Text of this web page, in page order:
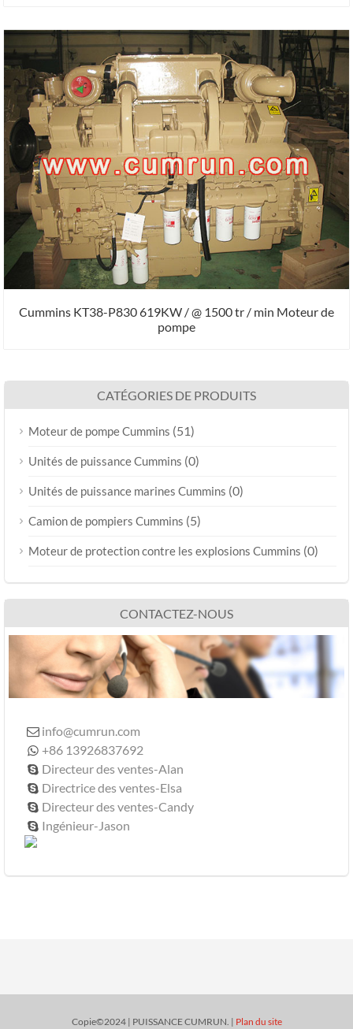
Cummins KT38-P830 619KW / @ 1500 tr / min Moteur de
pompe
CATÉGORIES DE PRODUITS
Moteur de pompe Cummins (51)
Unités de puissance Cummins (0)
Unités de puissance marines Cummins (0)
Camion de pompiers Cummins (5)
Moteur de protection contre les explosions Cummins (0)
CONTACTEZ-NOUS
 info@cumrun.com
 +86 13926837692
 Directeur des ventes-Alan
 Directrice des ventes-Elsa
 Directeur des ventes-Candy
 Ingénieur-Jason
Copie©2024 | PUISSANCE CUMRUN. | Plan du site